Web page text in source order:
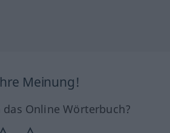
Meinung!
Online Wörterbuch?